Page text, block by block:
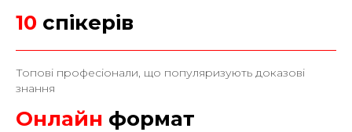
10 спікерів
Топові професіонали, що популяризують доказові
знання
Онлайн формат